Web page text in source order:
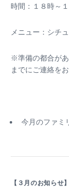
時間：１８時～
メニュー：シチ
※準備の都合が
までにご連絡を
今月のファミ
【３月のお知らせ】